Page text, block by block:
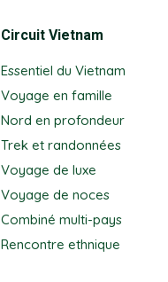
Circuit Vietnam
Essentiel du Vietnam
Voyage en famille
Nord en profondeur
Trek et randonnées
Voyage de luxe
Voyage de noces
Combiné multi-pays
Rencontre ethnique